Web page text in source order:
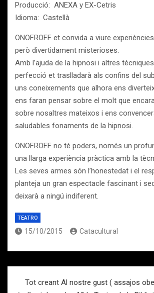
Producció: ANEXA y EX-Cetris
Idioma: Castellà
ONOFROFF et convida a viure
però divertidament misterioses.
Amb l’ajuda de la hipnosi i altres
perfecció et traslladarà als confins del
uns coneixements que alhora ens
ens faran pensar sobre el molt que
sobre nosaltres mateixos i ens
saludables fonaments de la hipnosi.
ONOFROFF no té poders, només un
una llarga experiència pràctica amb la
Les seves armes són l’honestedat i el
planteja un gran espectacle fascinant i
deixarà a ningú indiferent.
TEATRO
15/10/2015 Catacultural
de
Tot creant Al nostre gust ( assajos